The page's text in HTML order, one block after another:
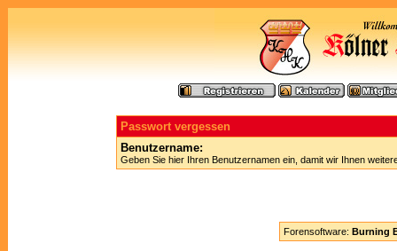
Passwort vergessen
Benutzername:
Geben Sie hier Ihren Benutzernamen ein, damit wir Ihnen
Forensoftware: Burning